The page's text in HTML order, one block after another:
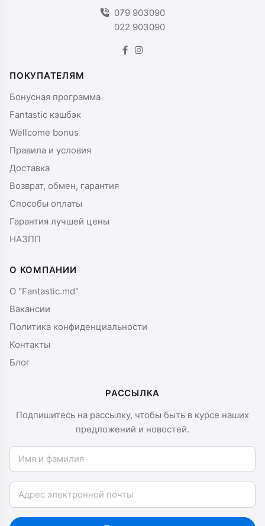
079 903090
022 903090
ПОКУПАТЕЛЯМ
Бонусная программа
Fantastic кэшбэк
Wellcome bonus
Правила и условия
Доставка
Возврат, обмен, гарантия
Способы оплаты
Гарантия лучшей цены
НАЗПП
О КОМПАНИИ
О "Fantastic.md"
Вакансии
Политика конфиденциальности
Контакты
Блог
РАССЫЛКА
Подпишитесь на рассылку, чтобы быть в курсе наших
предложений и новостей.
Имя и фамилия
Email